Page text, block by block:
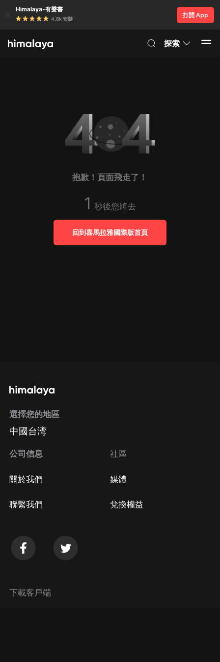
Himalaya-有聲書
4.8k 安裝
打開 App
探索
抱歉！頁面飛走了！
1 秒後您將去
回到喜馬拉雅國際版首頁
選擇您的地區
中國台湾
公司信息
關於我們
聯繫我們
社區
媒體
兌換權益
下載客戶端